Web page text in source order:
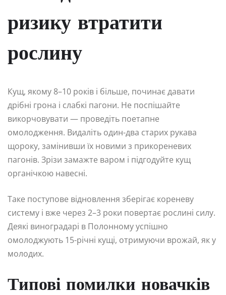
ризику втратити
рослину
Кущ, якому 8–10 років і більше, починає давати
дрібні грона і слабкі пагони. Не поспішайте
викорчовувати — проведіть поетапне
омолодження. Видаліть один-два старих рукава
щороку, замінивши їх новими з прикореневих
пагонів. Зрізи замажте варом і підгодуйте кущ
органічкою навесні.
Таке поступове відновлення зберігає кореневу
систему і вже через 2–3 роки повертає рослині силу.
Деякі виноградарі в Полонному успішно
омолоджують 15-річні кущі, отримуючи врожай, як у
молодих.
Типові помилки новачків